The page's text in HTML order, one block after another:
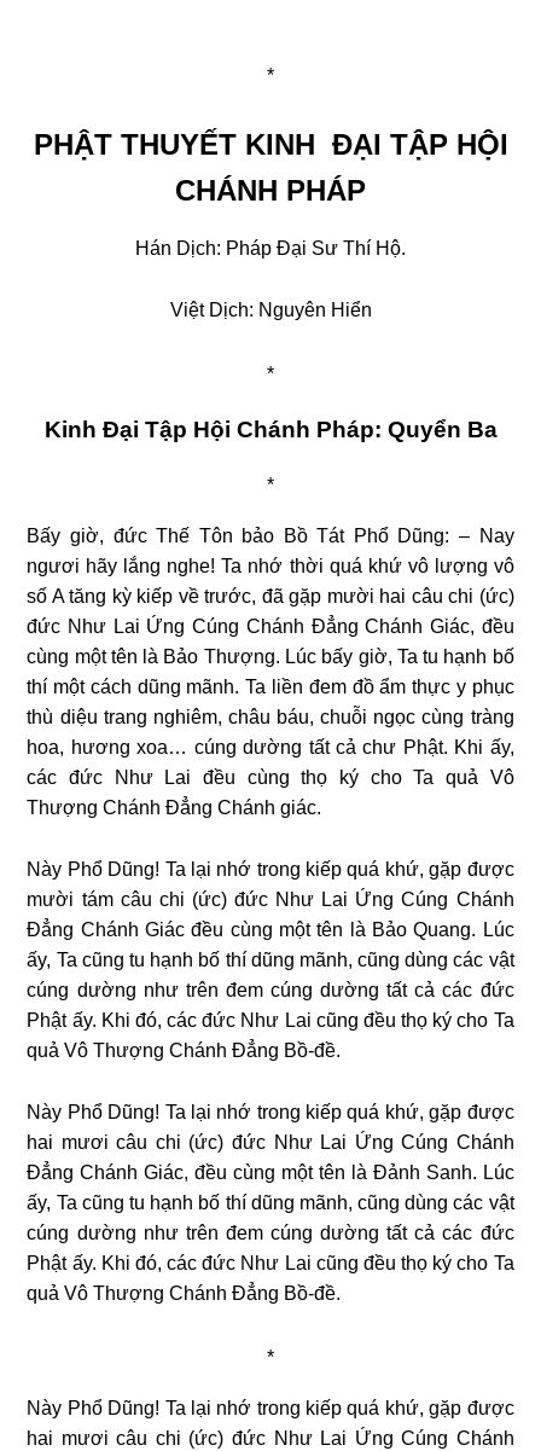
*
PHẬT THUYẾT KINH ÐẠI TẬP HỘI
CHÁNH PHÁP
Hán Dịch: Pháp Ðại Sư Thí Hộ.
Việt Dịch: Nguyên Hiển
*
Kinh Đại Tập Hội Chánh Pháp: Quyển Ba
*
Bấy giờ, đức Thế Tôn bảo Bồ Tát Phổ Dũng: – Nay
ngươi hãy lắng nghe! Ta nhớ thời quá khứ vô lượng vô
số A tăng kỳ kiếp về trước, đã gặp mười hai câu chi (ức)
đức Như Lai Ứng Cúng Chánh Đẳng Chánh Giác, đều
cùng một tên là Bảo Thượng. Lúc bấy giờ, Ta tu hạnh bố
thí một cách dũng mãnh. Ta liền đem đồ ẩm thực y phục
thù diệu trang nghiêm, châu báu, chuỗi ngọc cùng tràng
hoa, hương xoa… cúng dường tất cả chư Phật. Khi ấy,
các đức Như Lai đều cùng thọ ký cho Ta quả Vô
Thượng Chánh Đẳng Chánh giác.
Này Phổ Dũng! Ta lại nhớ trong kiếp quá khứ, gặp được
mười tám câu chi (ức) đức Như Lai Ứng Cúng Chánh
Đẳng Chánh Giác đều cùng một tên là Bảo Quang. Lúc
ấy, Ta cũng tu hạnh bố thí dũng mãnh, cũng dùng các vật
cúng dường như trên đem cúng dường tất cả các đức
Phật ấy. Khi đó, các đức Như Lai cũng đều thọ ký cho Ta
quả Vô Thượng Chánh Đẳng Bồ-đề.
Này Phổ Dũng! Ta lại nhớ trong kiếp quá khứ, gặp được
hai mươi câu chi (ức) đức Như Lai Ứng Cúng Chánh
Đẳng Chánh Giác, đều cùng một tên là Đảnh Sanh. Lúc
ấy, Ta cũng tu hạnh bố thí dũng mãnh, cũng dùng các vật
cúng dường như trên đem cúng dường tất cả các đức
Phật ấy. Khi đó, các đức Như Lai cũng đều thọ ký cho Ta
quả Vô Thượng Chánh Đẳng Bồ-đề.
*
Này Phổ Dũng! Ta lại nhớ trong kiếp quá khứ, gặp được
hai mươi câu chi (ức) đức Như Lai Ứng Cúng Chánh